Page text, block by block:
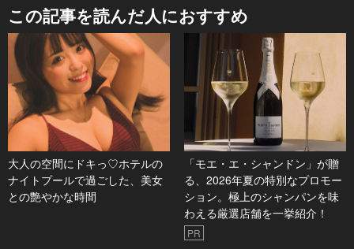
この記事を読んだ人におすすめ
大人の空間にドキっ♡ホテルの
ナイトプールで過ごした、美女
との艶やかな時間
「モエ・エ・シャンドン」が贈
る、2026年夏の特別なプロモー
ション。極上のシャンパンを味
わえる厳選店舗を一挙紹介！
PR